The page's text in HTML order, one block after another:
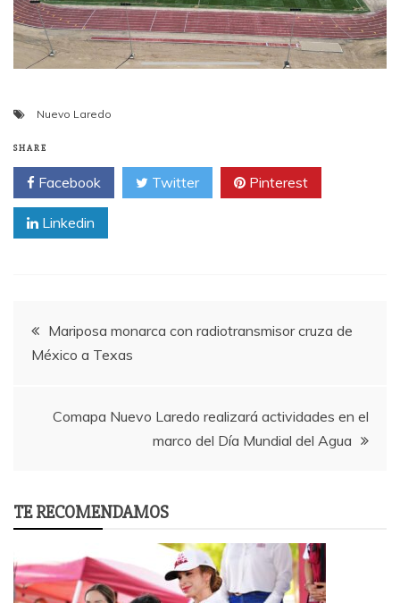
Nuevo Laredo
SHARE
Facebook Twitter Pinterest
Linkedin
Post
navigation
Mariposa monarca con radiotransmisor cruza de
México a Texas
Comapa Nuevo Laredo realizará actividades en el
marco del Día Mundial del Agua
TE RECOMENDAMOS